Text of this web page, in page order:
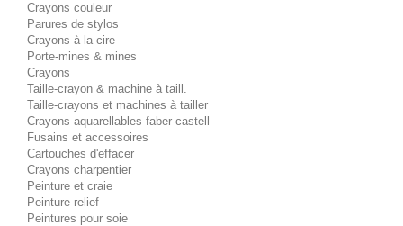
Crayons couleur
Parures de stylos
Crayons à la cire
Porte-mines & mines
Crayons
Taille-crayon & machine à taill.
Taille-crayons et machines à tailler
Crayons aquarellables faber-castell
Fusains et accessoires
Cartouches d'effacer
Crayons charpentier
Peinture et craie
Peinture relief
Peintures pour soie